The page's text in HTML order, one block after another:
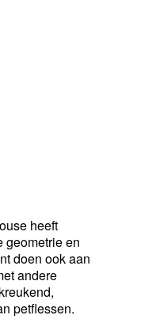
heeft
geometrie en
doen ook aan
andere
petflessen.